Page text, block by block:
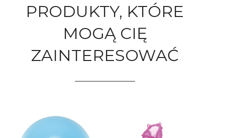
PRODUKTY, KTÓRE
MOGĄ CIĘ
ZAINTERESOWAĆ